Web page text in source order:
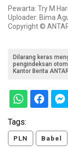
Pewarta: Try M
Uploader: Bima
Copyright ©
Dilarang keras
pengindeksan
Kantor Berita
Tags:
PLN Babel